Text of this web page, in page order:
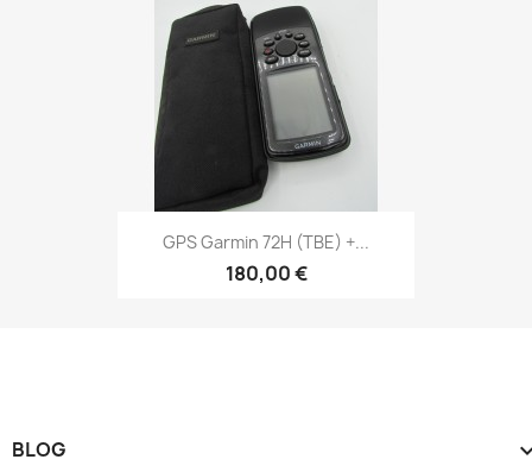
Aperçu rapide
GPS Garmin 72H (TBE) +...
180,00 €
BLOG